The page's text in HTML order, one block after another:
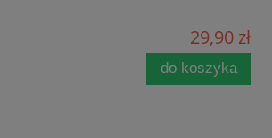
29,90 zł
do koszyka